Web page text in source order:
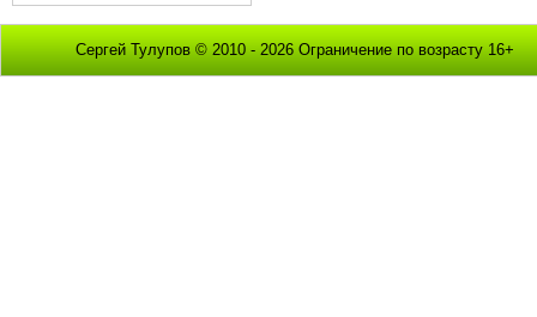
Сергей Тулупов © 2010 - 2026 Ограничение по возрасту 16+